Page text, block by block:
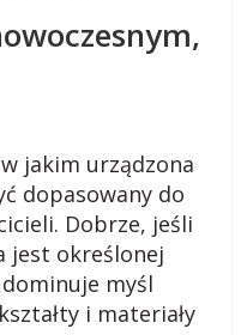
jakim urządzona
dopasowany do
Dobrze, jeśli
jest określonej
myśl
i materiały